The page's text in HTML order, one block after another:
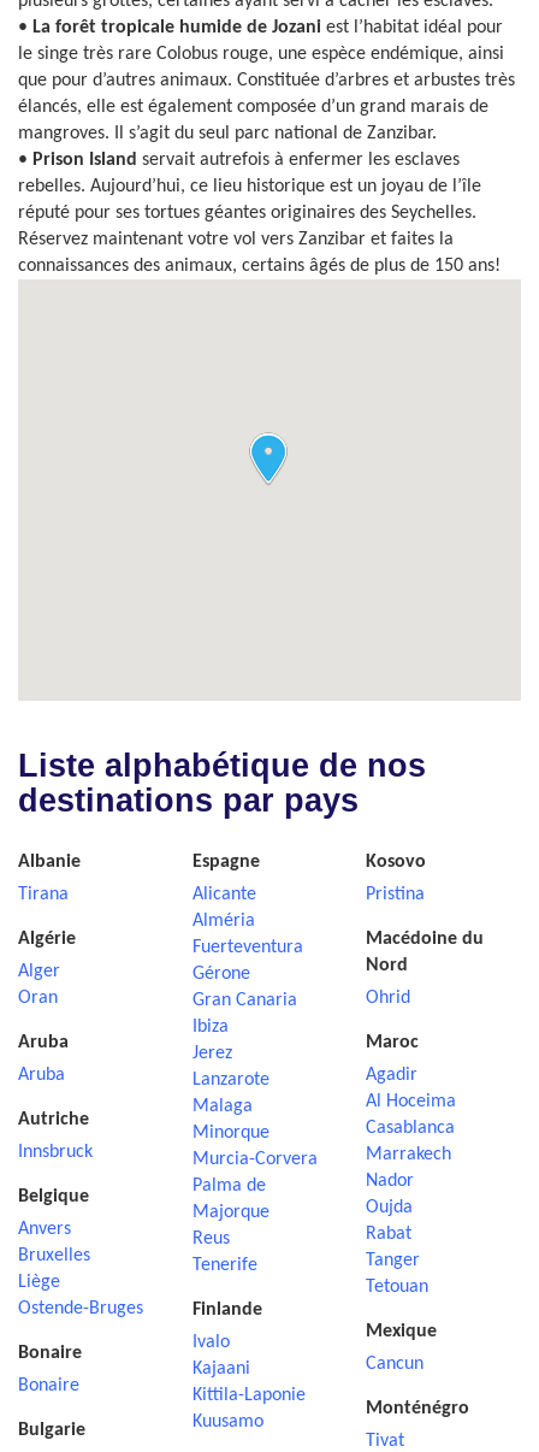
• La forêt tropicale humide de Jozani est l’habitat idéal pour
le singe très rare Colobus rouge, une espèce endémique, ainsi
que pour d’autres animaux. Constituée d’arbres et arbustes très
élancés, elle est également composée d’un grand marais de
mangroves. Il s’agit du seul parc national de Zanzibar.
• Prison Island servait autrefois à enfermer les esclaves
rebelles. Aujourd’hui, ce lieu historique est un joyau de l’île
réputé pour ses tortues géantes originaires des Seychelles.
Réservez maintenant votre vol vers Zanzibar et faites la
connaissances des animaux, certains âgés de plus de 150 ans!
Liste alphabétique de nos
destinations par pays
Albanie
Tirana
Algérie
Alger
Oran
Aruba
Aruba
Autriche
Innsbruck
Belgique
Anvers
Bruxelles
Liège
Ostende-Bruges
Bonaire
Bonaire
Bulgarie
Espagne
Alicante
Alméria
Fuerteventura
Gérone
Gran Canaria
Ibiza
Jerez
Lanzarote
Malaga
Minorque
Murcia-Corvera
Palma de
Majorque
Reus
Tenerife
Finlande
Ivalo
Kajaani
Kittila-Laponie
Kuusamo
Kosovo
Pristina
Macédoine du
Nord
Ohrid
Maroc
Agadir
Al Hoceima
Casablanca
Marrakech
Nador
Oujda
Rabat
Tanger
Tetouan
Mexique
Cancun
Monténégro
Tivat